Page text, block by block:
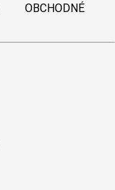
OBCHODNÉ